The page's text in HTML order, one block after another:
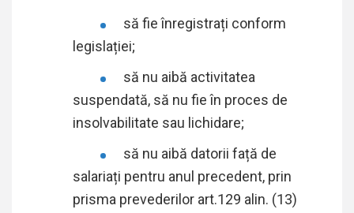
să fie înregistrați conform
legislației;
să nu aibă activitatea
suspendată, să nu fie în proces de
insolvabilitate sau lichidare;
să nu aibă datorii față de
salariați pentru anul precedent, prin
prisma prevederilor art.129 alin. (13)